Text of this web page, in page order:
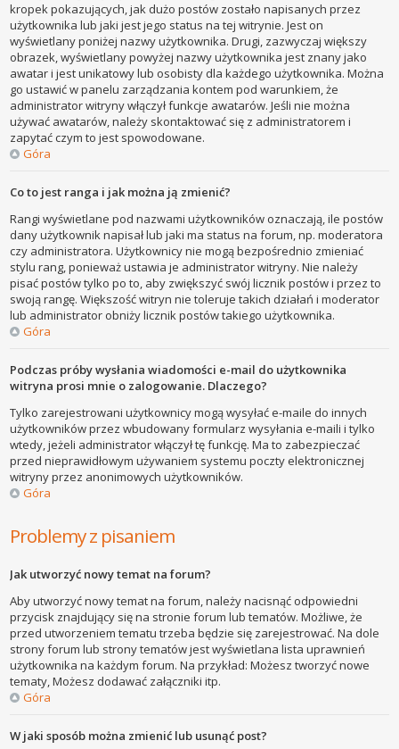
kropek pokazujących, jak dużo postów zostało napisanych przez
użytkownika lub jaki jest jego status na tej witrynie. Jest on
wyświetlany poniżej nazwy użytkownika. Drugi, zazwyczaj większy
obrazek, wyświetlany powyżej nazwy użytkownika jest znany jako
awatar i jest unikatowy lub osobisty dla każdego użytkownika. Można
go ustawić w panelu zarządzania kontem pod warunkiem, że
administrator witryny włączył funkcje awatarów. Jeśli nie można
używać awatarów, należy skontaktować się z administratorem i
zapytać czym to jest spowodowane.
Góra
Co to jest ranga i jak można ją zmienić?
Rangi wyświetlane pod nazwami użytkowników oznaczają, ile postów
dany użytkownik napisał lub jaki ma status na forum, np. moderatora
czy administratora. Użytkownicy nie mogą bezpośrednio zmieniać
stylu rang, ponieważ ustawia je administrator witryny. Nie należy
pisać postów tylko po to, aby zwiększyć swój licznik postów i przez to
swoją rangę. Większość witryn nie toleruje takich działań i moderator
lub administrator obniży licznik postów takiego użytkownika.
Góra
Podczas próby wysłania wiadomości e-mail do użytkownika
witryna prosi mnie o zalogowanie. Dlaczego?
Tylko zarejestrowani użytkownicy mogą wysyłać e-maile do innych
użytkowników przez wbudowany formularz wysyłania e-maili i tylko
wtedy, jeżeli administrator włączył tę funkcję. Ma to zabezpieczać
przed nieprawidłowym używaniem systemu poczty elektronicznej
witryny przez anonimowych użytkowników.
Góra
Problemy z pisaniem
Jak utworzyć nowy temat na forum?
Aby utworzyć nowy temat na forum, należy nacisnąć odpowiedni
przycisk znajdujący się na stronie forum lub tematów. Możliwe, że
przed utworzeniem tematu trzeba będzie się zarejestrować. Na dole
strony forum lub strony tematów jest wyświetlana lista uprawnień
użytkownika na każdym forum. Na przykład: Możesz tworzyć nowe
tematy, Możesz dodawać załączniki itp.
Góra
W jaki sposób można zmienić lub usunąć post?